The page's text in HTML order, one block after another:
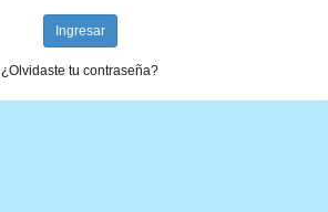
¿Olvidaste tu contraseña?